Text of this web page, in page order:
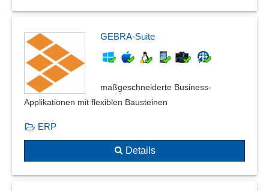
GEBRA-Suite
maßgeschneiderte Business-
Applikationen mit flexiblen Bausteinen
ERP
Details